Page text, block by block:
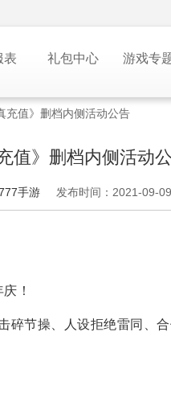
表 礼包中心 游戏专
充值》删档内侧活动公告
值》删档内侧活动
手游 发布时间：2021-09-09
！
节操、人设拒绝雷同、